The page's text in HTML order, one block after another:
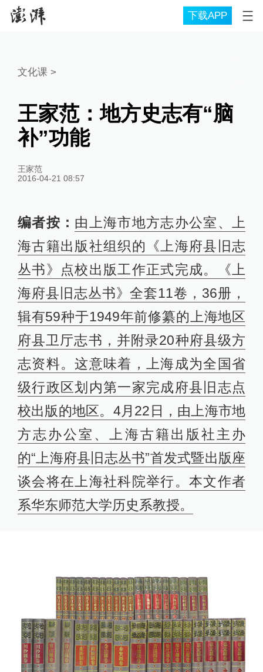
下载APP
文化课>
王家范：地方史志有“脑
补”功能
王家范
2016-04-21 08:57
编者按： 由上海市地方志办公室、上
海古籍出版社组织的《上海府县旧志
丛书》点校出版工作正式完成。《上
海府县旧志丛书》全套11卷，36册，
辑有59种于1949年前修纂的上海地区
府县卫厅志书，并附录20种府县级方
志资料。这意味着，上海成为全国省
级行政区划内第一家完成府县旧志点
校出版的地区。4月22日，由上海市地
方志办公室、上海古籍出版社主办
的“上海府县旧志丛书”首发式暨出版座
谈会将在上海社科院举行。本文作者
系华东师范大学历史系教授。